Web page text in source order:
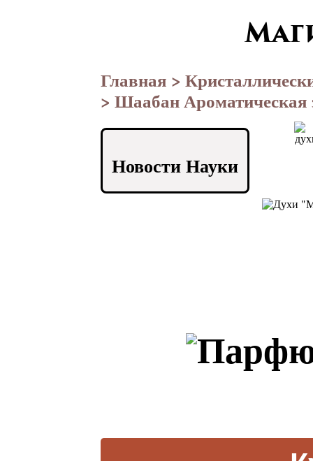
Главная >
> Шаабан Ароматическая
Новости Науки